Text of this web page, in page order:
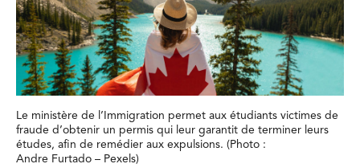
Le ministère de l’Immigration permet aux étudiants victimes de
fraude d’obtenir un permis qui leur garantit de terminer leurs
études, afin de remédier aux expulsions. (Photo :
Andre Furtado – Pexels)